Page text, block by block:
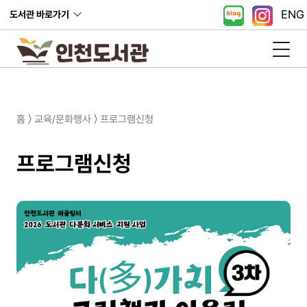
도서관 바로가기 ENG
홈 〉 교육/문화행사 〉 프로그램신청
프로그램신청